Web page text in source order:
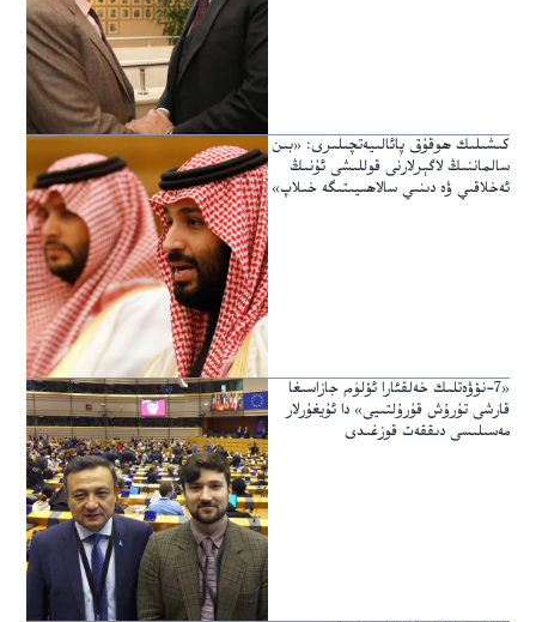
كىشىلىك ھوقۇق پائالىيەتچىلىرى: «بىن
سالماننىڭ لاگېرلارنى قوللىشى ئۇنىڭ
ئەخلاقىي ۋە دىنىي سالاھىيىتىگە خىلاپ»
«7-نۆۋەتلىك خەلقئارا ئۆلۈم جازاسىغا
قارشى تۇرۇش قۇرۇلتىيى» دا ئۇيغۇرلار
مەسىلىسى دىققەت قوزغىدى